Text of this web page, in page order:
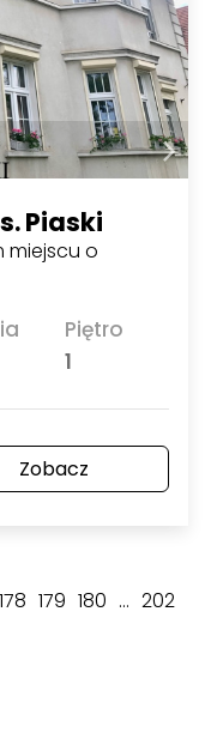
Piaski
miejscu o
Piętro
1
Zobacz
178 179 180 ... 202